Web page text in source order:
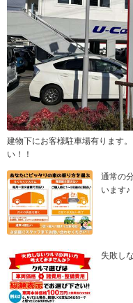
建物下にお客様駐車場有ります
い！！
通常の
います♪
失敗し